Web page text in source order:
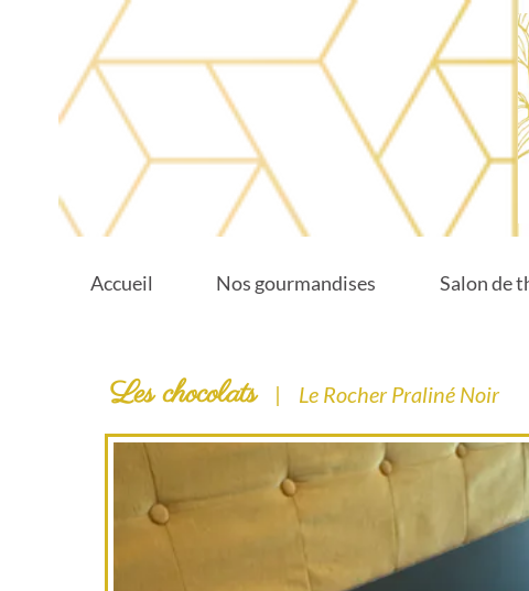
Accueil Nos gourmandises Salon de
Les chocolats | Le Rocher Praliné Noir